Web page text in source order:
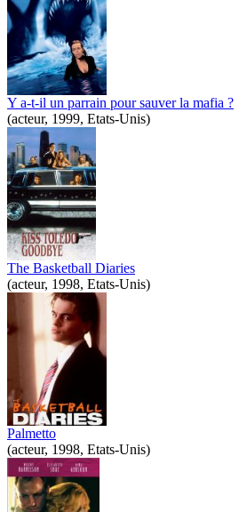
Y a-t-il un parrain pour sauver la mafia ?
(acteur, 1999, Etats-Unis)
The Basketball Diaries
(acteur, 1998, Etats-Unis)
Palmetto
(acteur, 1998, Etats-Unis)